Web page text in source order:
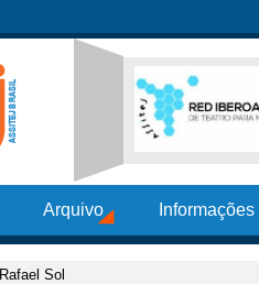
Arquivo
Rafael Sol